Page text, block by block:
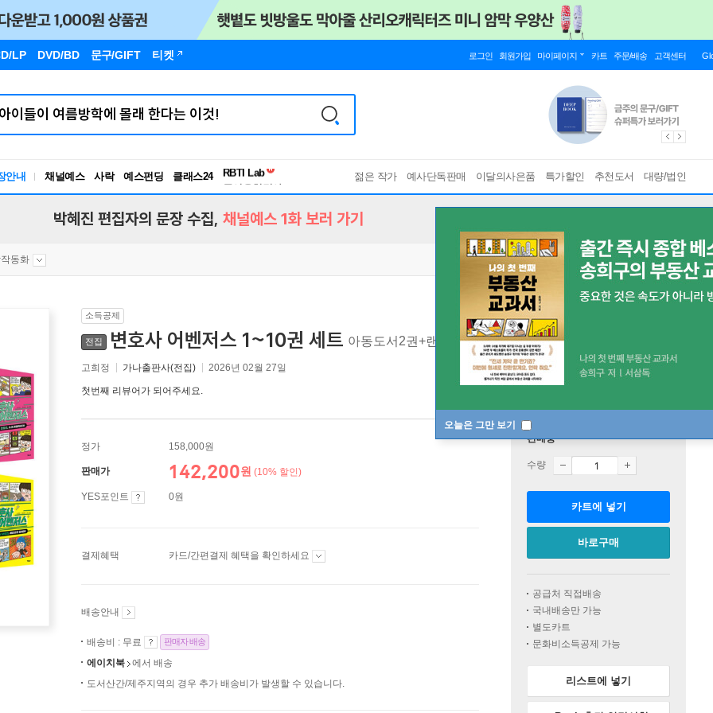
LP DVD/BD 문구/GIFT 티켓 로그인 회원가입 마이페이지 카트 주문/배송 고객센터
안내 채널예스 사락 예스펀딩 클래스24
독서유형검사
젊은 작가 예사단독판매 이달의사은품 특가할인 추천도서 대량/법인
오늘은 그만 보기
박혜진 편집자의 문장 수집, 채널예스 1화 보러 가기
동화
소득공제
전집 변호사 어벤저스 1~10권 세트 아동도서2권+랜덤2종 증정[ 전10권/사은품 증정 ]
고희정 가나출판사(전집) 2026년 02월 27일
첫번째 리뷰어가 되어주세요.
정가 158,000원
판매가 142,200원 (10% 할인)
YES포인트 0원
결제혜택 카드/간편결제 혜택을 확인하세요
배송안내
배송비 : 무료 판매자 배송
에이치북
에서 배송
도서산간/제주지역의 경우 추가 배송비가 발생할 수 있습니다.
판매중
수량
카트에 넣기
바로구매
공급처 직접배송
국내배송만 가능
별도카트
문화비소득공제 가능
리스트에 넣기